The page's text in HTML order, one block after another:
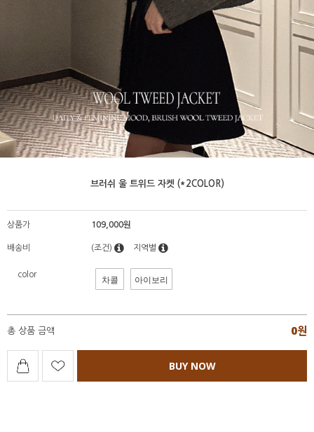
브러쉬 울 트위드 자켓 (*2COLOR)
상품가 109,000원
배송비 (조건) 지역별
color 차콜 아이보리
총 상품 금액 0원
BUY NOW